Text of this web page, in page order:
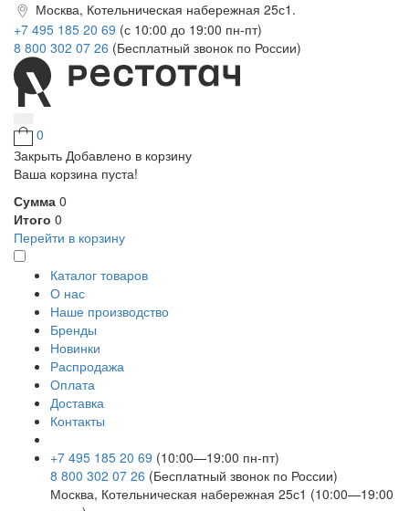
Москва, Котельническая набережная 25с1.
+7 495 185 20 69 (с 10:00 до 19:00 пн-пт)
8 800 302 07 26 (Бесплатный звонок по России)
0
Закрыть Добавлено в корзину
Ваша корзина пуста!
Сумма 0
Итого 0
Перейти в корзину
Каталог товаров
О нас
Наше производство
Бренды
Новинки
Распродажа
Оплата
Доставка
Контакты
+7 495 185 20 69 (10:00—19:00 пн-пт)
8 800 302 07 26 (Бесплатный звонок по России)
Москва, Котельническая набережная 25с1 (10:00—19:00